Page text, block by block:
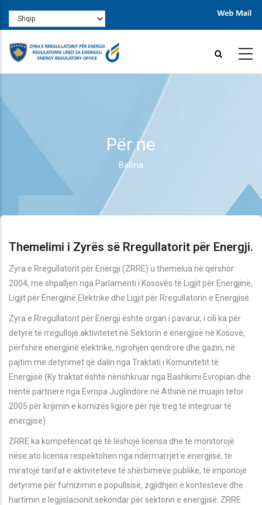
content
Select
your
language
Për ne
Breadcrumb
Ballina
Themelimi i Zyrës së Rregullatorit për Energji.
Zyra e Rregullatorit për Energji (ZRRE) u themelua në qershor
2004, me shpalljen nga Parlamenti i Kosovës të Ligjit për Energjinë,
Ligjit për Energjinë Elektrike dhe Ligjit për Rregullatorin e Energjisë.
Zyra e Rregullatorit për Energji është organ i pavarur, i cili ka për
detyrë të rregullojë aktivitetet në Sektorin e energjisë në Kosovë,
përfshirë energjinë elektrike, ngrohjen qendrore dhe gazin, në
pajtim me detyrimet që dalin nga Traktati i Komunitetit të
Energjisë (Ky traktat është nënshkruar nga Bashkimi Evropian dhe
nëntë partnerë nga Evropa Juglindore në Athinë në muajin tetor
2005 për krijimin e kornizës ligjore për një treg të integruar të
energjisë).
ZRRE ka kompetencat që të lëshojë licensa dhe të monitorojë
nëse ato licensa respektohen nga ndërmarrjet e energjisë, të
miratojë tarifat e aktiviteteve të shërbimeve publike, të imponojë
detyrime për furnizimin e popullsisë, zgjidhjen e kontesteve dhe
hartimin e legjislacionit sekondar për sektorin e energjisë. ZRRE